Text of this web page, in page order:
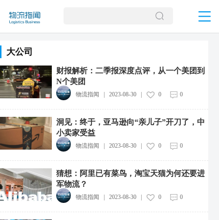
大公司
财报解析：二季报深度点评，从一个美团到
N个美团
物流指闻 2023-08-30| 0 0
洞见：终于，亚马逊向“亲儿子”开刀了，中
小卖家受益
物流指闻 2023-08-30| 0 0
猜想：阿里已有菜鸟，淘宝天猫为何还要进
军物流？
物流指闻 2023-08-30| 0 0